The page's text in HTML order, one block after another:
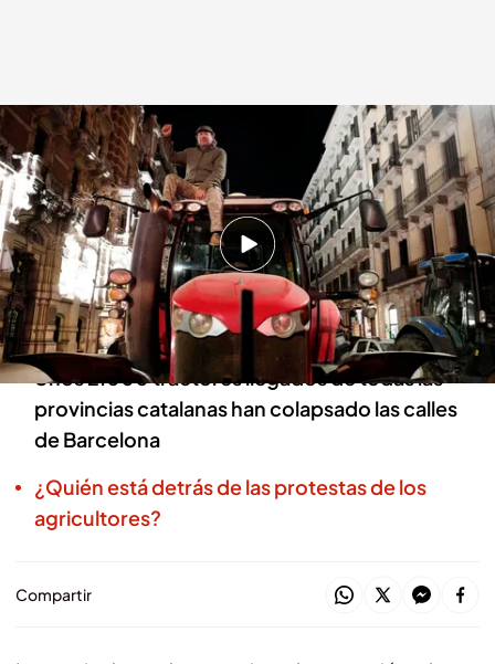
Tensión durante la protestas de los agricultores
Redacción digital Noticias Cuatro
07 FEB 2024 - 14:55h.Actualizado a las 21:53h.
El segundo día de protestas del campo deja
doce detenidos y 2.500 identificados para
posible sanción
Unos 2.000 tractores llegados de todas las
provincias catalanas han colapsado las calles
de Barcelona
¿Quién está detrás de las protestas de los
agricultores?
Compartir